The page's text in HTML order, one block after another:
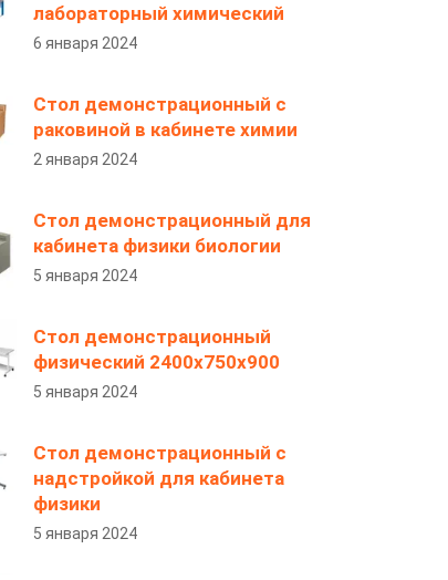
лабораторный химический
6 января 2024
Стол демонстрационный с
раковиной в кабинете химии
2 января 2024
Стол демонстрационный для
кабинета физики биологии
5 января 2024
Стол демонстрационный
физический 2400х750х900
5 января 2024
Стол демонстрационный с
надстройкой для кабинета
физики
5 января 2024